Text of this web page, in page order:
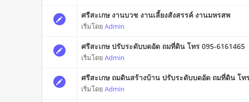
ศรีสะเกษ งานบวช งานเลี้ยงสังสรรค์ งานมหรสพ
เริ่มโดยAdmin
ศรีสะเกษ ปรับระดับบดอัด ถมที่ดิน โทร 095-6161465
เริ่มโดยAdmin
ศรีสะเกษ ถมดินสร้างบ้าน ปรับระดับบดอัด ถมที่ดิน โท
เริ่มโดยAdmin